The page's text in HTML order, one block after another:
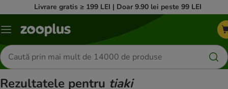
Livrare gratis ≥ 199 LEI | Doar 9.90 lei peste 99 LEI
Categorii
Căutare
produse
Rezultatele pentru tiaki